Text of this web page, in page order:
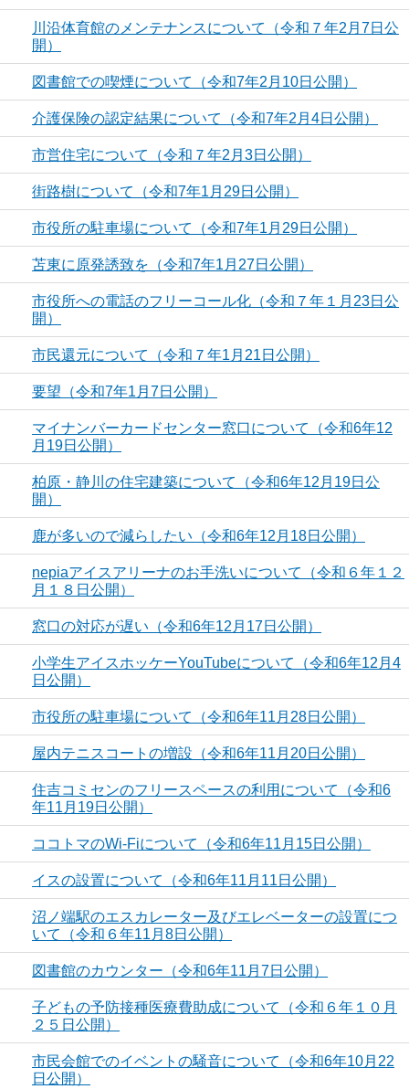
川沿体育館のメンテナンスについて（令和７年2月7日公
開）
図書館での喫煙について（令和7年2月10日公開）
介護保険の認定結果について（令和7年2月4日公開）
市営住宅について（令和７年2月3日公開）
街路樹について（令和7年1月29日公開）
市役所の駐車場について（令和7年1月29日公開）
苫東に原発誘致を（令和7年1月27日公開）
市役所への電話のフリーコール化（令和７年１月23日公
開）
市民還元について（令和７年1月21日公開）
要望（令和7年1月7日公開）
マイナンバーカードセンター窓口について（令和6年12
月19日公開）
柏原・静川の住宅建築について（令和6年12月19日公
開）
鹿が多いので減らしたい（令和6年12月18日公開）
nepiaアイスアリーナのお手洗いについて（令和６年１２
月１８日公開）
窓口の対応が遅い（令和6年12月17日公開）
小学生アイスホッケーYouTubeについて（令和6年12月4
日公開）
市役所の駐車場について（令和6年11月28日公開）
屋内テニスコートの増設（令和6年11月20日公開）
住吉コミセンのフリースペースの利用について（令和6
年11月19日公開）
ココトマのWi-Fiについて（令和6年11月15日公開）
イスの設置について（令和6年11月11日公開）
沼ノ端駅のエスカレーター及びエレベーターの設置につ
いて（令和６年11月8日公開）
図書館のカウンター（令和6年11月7日公開）
子どもの予防接種医療費助成について（令和６年１０月
２５日公開）
市民会館でのイベントの騒音について（令和6年10月22
日公開）